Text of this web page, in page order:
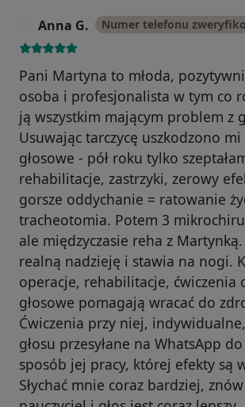
Anna G. Numer telefonu
Pani Martyna to młoda,
osoba i profesjonalista w tym co
ją wszystkim mającym problem z
Usuwając tarczycę uszkodzono mi
głosowe - pół roku tylko
rehabilitacje, zastrzyki, zerowy
gorsze oddychanie = ratowanie
tracheotomia. Potem 3
ale międzyczasie reha z
realną nadzieję i stawia na nogi.
operacje, rehabilitacje, ćwiczenia
głosowe pomagają wracać do
Ćwiczenia przy niej,
głosu przesyłane na WhatsApp
sposób jej pracy, której efekty są
Słychać mnie coraz bardziej,